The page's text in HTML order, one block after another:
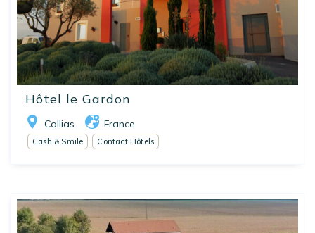
Hôtel le Gardon
Collias France
Cash & Smile Contact Hôtels